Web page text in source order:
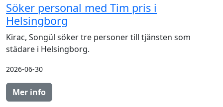
Söker personal med Tim pris i
Helsingborg
Kirac, Songül söker tre personer till tjänsten som
städare i Helsingborg.
2026-06-30
Mer info